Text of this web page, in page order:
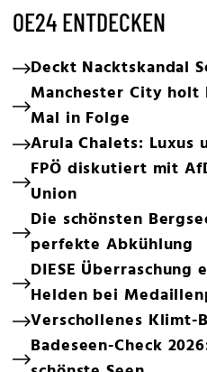
OE24 ENTDECKEN
Deckt Nacktskandal
Manchester City
Mal in Folge
Arula Chalets: Luxus
FPÖ diskutiert mit
Union
Die schönsten
perfekte Abkühlung
DIESE
Helden bei
Verschollenes Klimt-
Badeseen-Check